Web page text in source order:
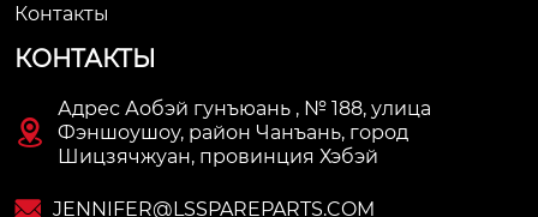
Контакты
КОНТАКТЫ

Адрес Аобэй гунъюань , № 188, улица
Фэншоушоу, район Чанъань, город
Шицзячжуан, провинция Хэбэй
 JENNIFER@LSSPAREPARTS.COM